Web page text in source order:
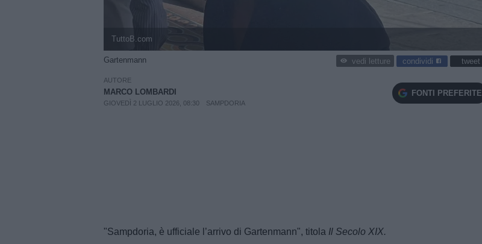
TuttoB.com
Gartenmann vedi letture condividi tweet
AUTORE
MARCO LOMBARDI
GIOVEDÌ 2 LUGLIO 2026, 08:30 SAMPDORIA
FONTI PREFERITE
"Sampdoria, è ufficiale l’arrivo di Gartenmann", titola Il Secolo XIX.